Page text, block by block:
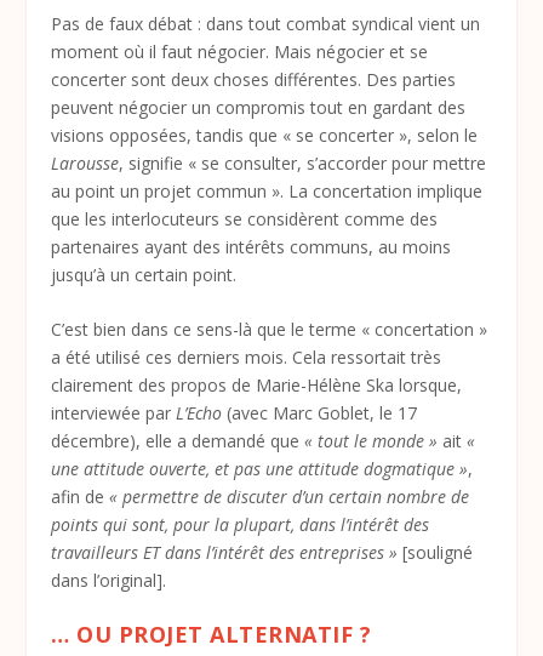
Pas de faux débat : dans tout combat syndical vient un
moment où il faut négocier. Mais négocier et se
concerter sont deux choses différentes. Des parties
peuvent négocier un compromis tout en gardant des
visions opposées, tandis que « se concerter », selon le
Larousse, signifie « se consulter, s’accorder pour mettre
au point un projet commun ». La concertation implique
que les interlocuteurs se considèrent comme des
partenaires ayant des intérêts communs, au moins
jusqu’à un certain point.
C’est bien dans ce sens-là que le terme « concertation »
a été utilisé ces derniers mois. Cela ressortait très
clairement des propos de Marie-Hélène Ska lorsque,
interviewée parL’Echo (avec Marc Goblet, le 17
décembre), elle a demandé que« tout le monde » ait«
une attitude ouverte, et pas une attitude dogmatique »,
afin de« permettre de discuter d’un certain nombre de
points qui sont, pour la plupart, dans l’intérêt des
travailleurs ET dans l’intérêt des entreprises » [souligné
dans l’original].
… OU PROJET ALTERNATIF ?